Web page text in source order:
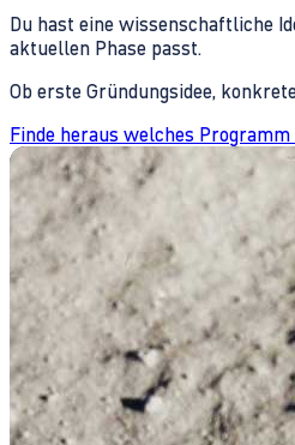
Du hast eine wissenschaftliche
aktuellen Phase passt.
Ob erste Gründungsidee,
Finde heraus welches